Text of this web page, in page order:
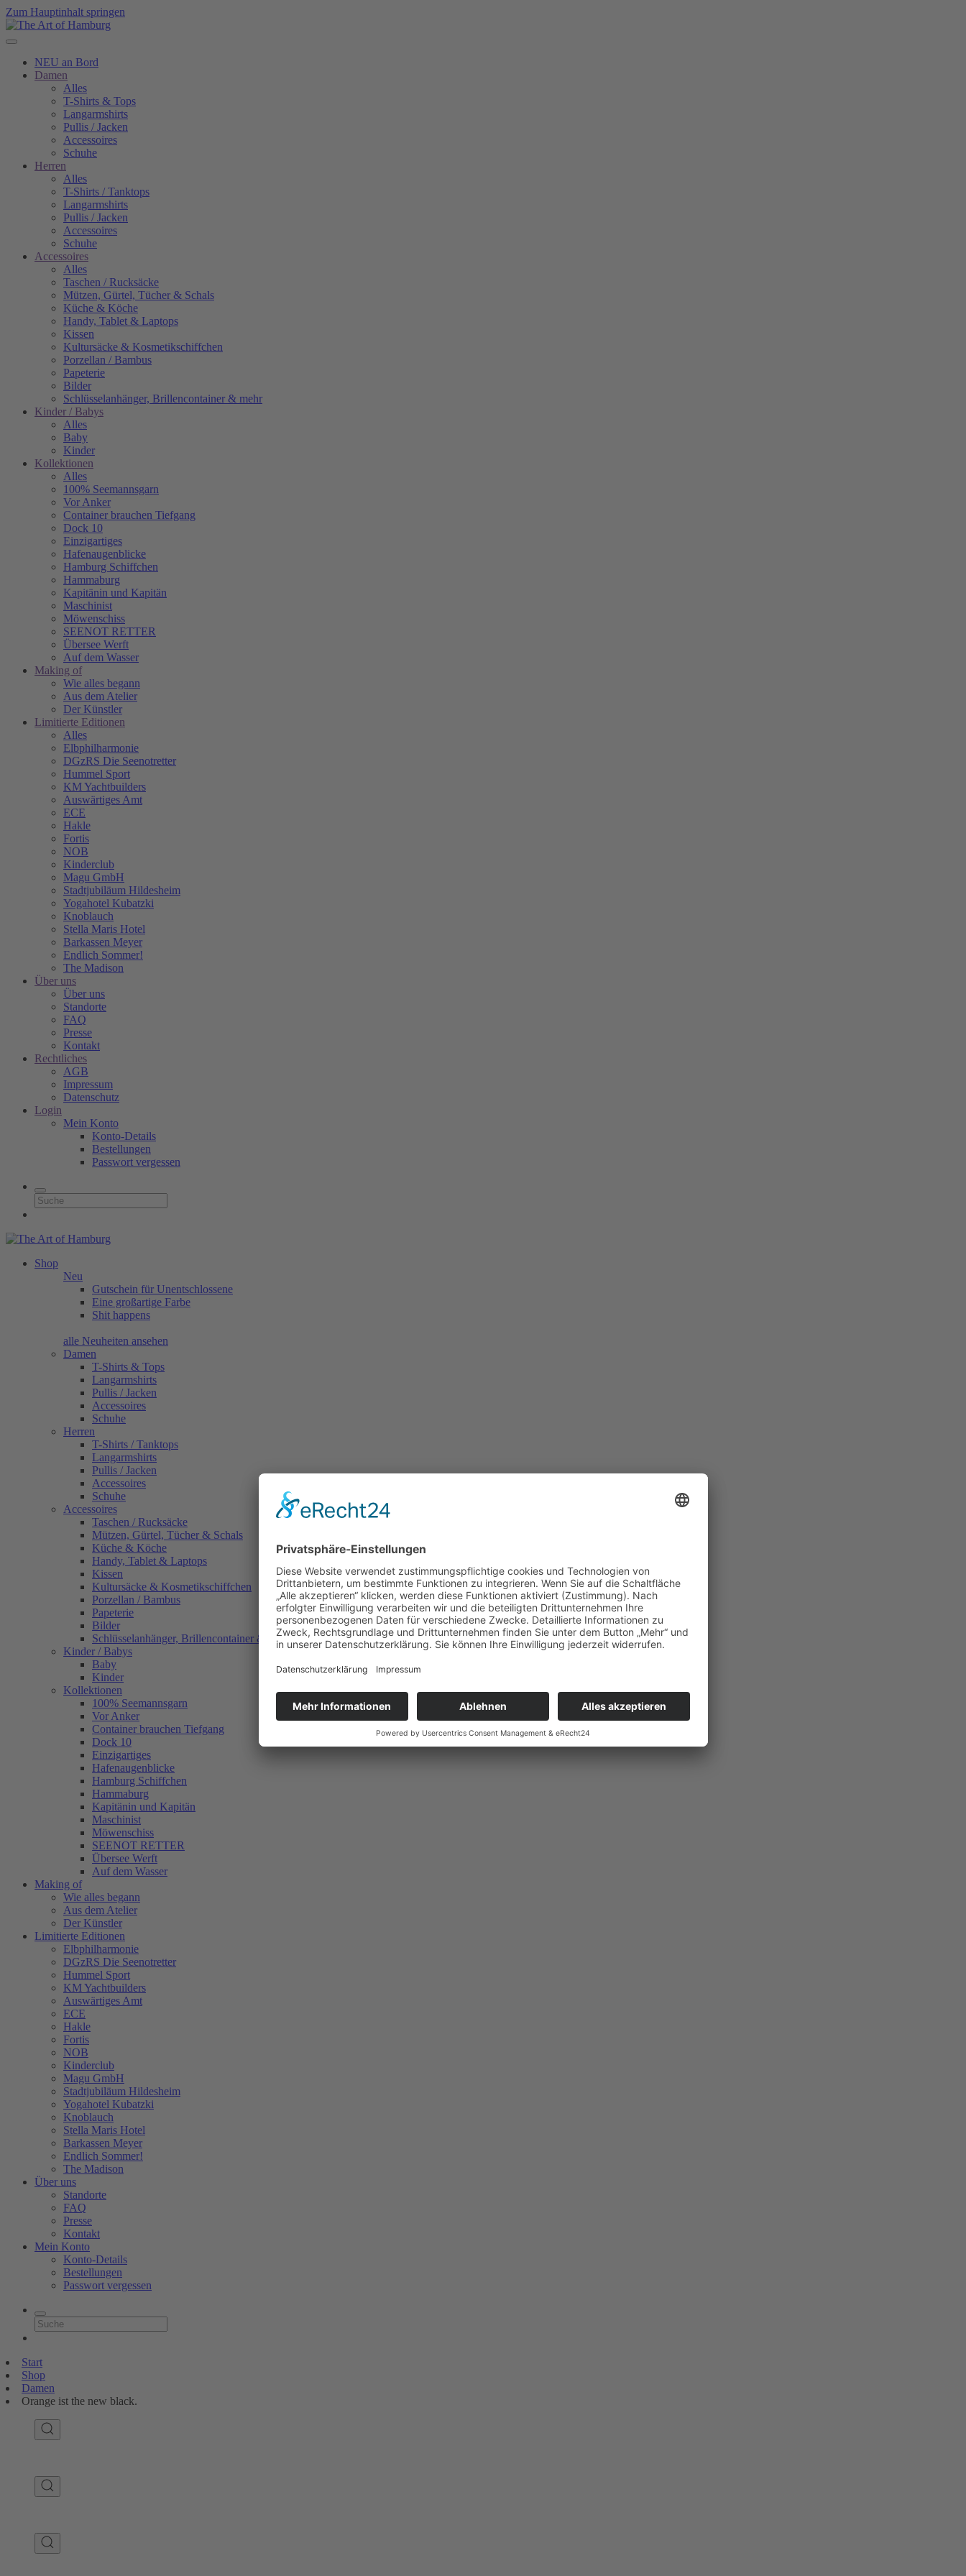
Zum Hauptinhalt springen
NEU an Bord
Damen
Alles
T-Shirts & Tops
Langarmshirts
Pullis / Jacken
Accessoires
Schuhe
Herren
Alles
T-Shirts / Tanktops
Langarmshirts
Pullis / Jacken
Accessoires
Schuhe
Accessoires
Alles
Taschen / Rucksäcke
Mützen, Gürtel, Tücher & Schals
Küche & Köche
Handy, Tablet & Laptops
Kissen
Kultursäcke & Kosmetikschiffchen
Porzellan / Bambus
Papeterie
Bilder
Schlüsselanhänger, Brillencontainer & mehr
Kinder / Babys
Alles
Baby
Kinder
Kollektionen
Alles
100% Seemannsgarn
Vor Anker
Container brauchen Tiefgang
Dock 10
Einzigartiges
Hafenaugen­blicke
Hamburg Schiffchen
Hammaburg
Kapitänin und Kapitän
Maschinist
Möwenschiss
SEENOT RETTER
Übersee Werft
Auf dem Wasser
Making of
Wie alles begann
Aus dem Atelier
Der Künstler
Limitierte Editionen
Alles
Elbphilharmonie
DGzRS Die Seenotretter
Hummel Sport
KM Yachtbuilders
Auswärtiges Amt
ECE
Hakle
Fortis
NOB
Kinderclub
Magu GmbH
Stadtjubiläum Hildesheim
Yogahotel Kubatzki
Knoblauch
Stella Maris Hotel
Barkassen Meyer
Endlich Sommer!
The Madison
Über uns
Über uns
Standorte
FAQ
Presse
Kontakt
Rechtliches
AGB
Impressum
Datenschutz
Login
Mein Konto
Konto-Details
Bestellungen
Passwort vergessen
Shop
Neu
Gutschein für Unentschlossene
Eine großartige Farbe
Shit happens
alle Neuheiten ansehen
Damen
T-Shirts & Tops
Langarmshirts
Pullis / Jacken
Accessoires
Schuhe
Herren
T-Shirts / Tanktops
Langarmshirts
Pullis / Jacken
Accessoires
Schuhe
Accessoires
Taschen / Rucksäcke
Mützen, Gürtel, Tücher & Schals
Küche & Köche
Handy, Tablet & Laptops
Kissen
Kultursäcke & Kosmetikschiffchen
Porzellan / Bambus
Papeterie
Bilder
Schlüsselanhänger, Brillencontainer & mehr
Kinder / Babys
Baby
Kinder
Kollektionen
100% Seemannsgarn
Vor Anker
Container brauchen Tiefgang
Dock 10
Einzigartiges
Hafenaugen­blicke
Hamburg Schiffchen
Hammaburg
Kapitänin und Kapitän
Maschinist
Möwenschiss
SEENOT RETTER
Übersee Werft
Auf dem Wasser
Making of
Wie alles begann
Aus dem Atelier
Der Künstler
Limitierte Editionen
Elbphilharmonie
DGzRS Die Seenotretter
Hummel Sport
KM Yachtbuilders
Auswärtiges Amt
ECE
Hakle
Fortis
NOB
Kinderclub
Magu GmbH
Stadtjubiläum Hildesheim
Yogahotel Kubatzki
Knoblauch
Stella Maris Hotel
Barkassen Meyer
Endlich Sommer!
The Madison
Über uns
Standorte
FAQ
Presse
Kontakt
Mein Konto
Konto-Details
Bestellungen
Passwort vergessen
Start
Shop
Damen
Orange ist the new black.